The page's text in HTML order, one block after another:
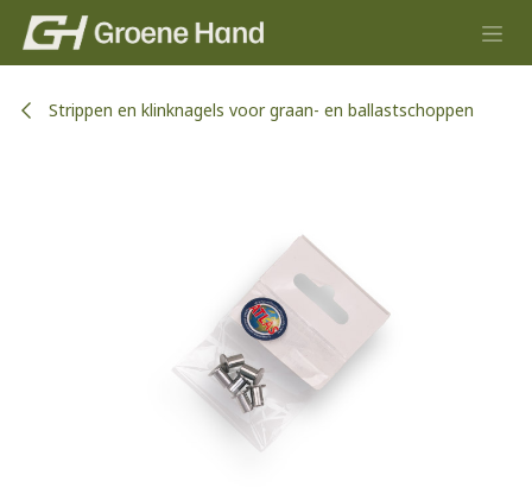
Overslaan naar inhoud
Strippen en klinknagels voor graan- en ballastschoppen